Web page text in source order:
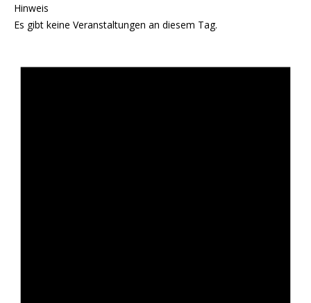
Hinweis
Es gibt keine Veranstaltungen an diesem Tag.